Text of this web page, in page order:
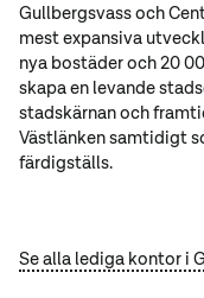
Gullbergsvass och
mest expansiva
nya bostäder och 20
skapa en levande
stadskärnan och
Västlänken samtidigt
färdigställs.
Se alla lediga kontor i